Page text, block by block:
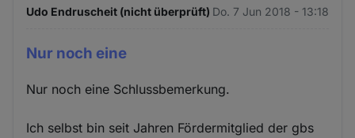
Udo Endruscheit (nicht überprüft) Do. 7 Jun 2018 - 13:18
Nur noch eine
Nur noch eine Schlussbemerkung.
Ich selbst bin seit Jahren Fördermitglied der gbs